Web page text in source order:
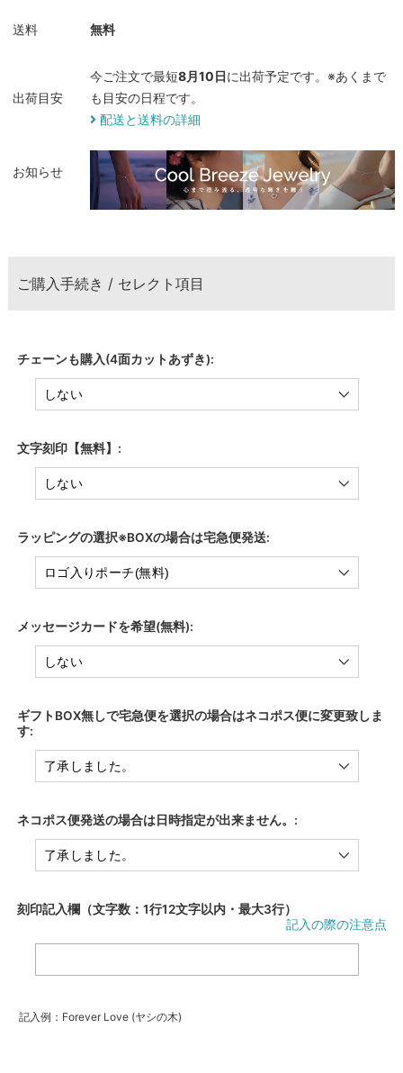
送料 無料
出荷目安
今ご注文で最短8月10日に出荷予定です。※あくまで
も目安の日程です。
配送と送料の詳細
お知らせ
ご購入手続き / セレクト項目
チェーンも購入(4面カットあずき):
文字刻印【無料】:
ラッピングの選択※BOXの場合は宅急便発送:
メッセージカードを希望(無料):
ギフトBOX無しで宅急便を選択の場合はネコポス便に変更致しま
す:
ネコポス便発送の場合は日時指定が出来ません。:
刻印記入欄（文字数：1行12文字以内・最大3行）
記入の際の注意点
記入例：Forever Love (ヤシの木)